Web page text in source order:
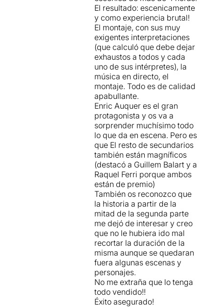
El resultado: escenicamente
y como experiencia brutal!
El montaje, con sus muy
exigentes interpretaciones
(que calculó que debe dejar
exhaustos a todos y cada
uno de sus intérpretes), la
música en directo, el
montaje. Todo es de calidad
apabullante.
Enric Auquer es el gran
protagonista y os va a
sorprender muchísimo todo
lo que da en escena. Pero es
que El resto de secundarios
también están magníficos
(destacó a Guillem Balart y a
Raquel Ferri porque ambos
están de premio)
También os reconozco que
la historia a partir de la
mitad de la segunda parte
me dejó de interesar y creo
que no le hubiera ido mal
recortar la duración de la
misma aunque se quedaran
fuera algunas escenas y
personajes.
No me extraña que lo tenga
todo vendido!!
Éxito asegurado!